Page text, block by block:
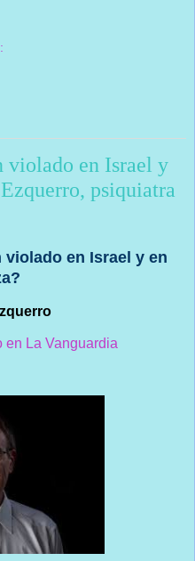
violado en Israel y
psiquiatra
violado en Israel y en
en La Vanguardia